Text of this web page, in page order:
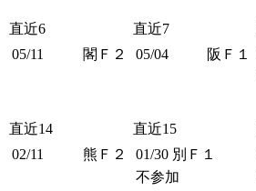
直近6 直近7
05/11 閣Ｆ２ 05/04 阪Ｆ１
直近14 直近15
02/11 熊Ｆ２ 01/30 別Ｆ１
不参加